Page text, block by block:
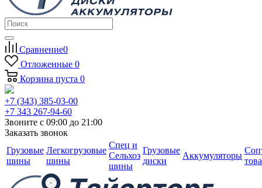
Сравнение0
Отложенные 0
Корзина пуста 0
+7 (343) 385-03-00
+7 343 267-94-60
Звоните с 09:00 до 21:00
Заказать звонок
Грузовые
шины
Легкогрузовые
шины
Спец и
Сельхоз
шины
Грузовые
диски
Аккумуляторы